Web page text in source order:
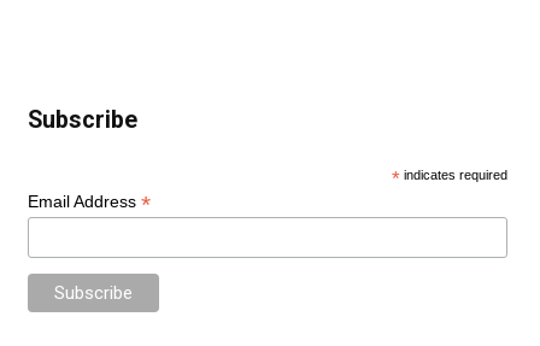
Subscribe
* indicates required
Email Address *